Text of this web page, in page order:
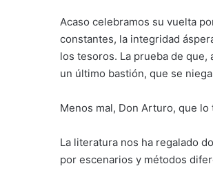
Acaso celebramos su vuelta
constantes, la integridad
los tesoros. La prueba de
un último bastión, que se
Menos mal, Don Arturo, que lo
La literatura nos ha regalado
por escenarios y métodos